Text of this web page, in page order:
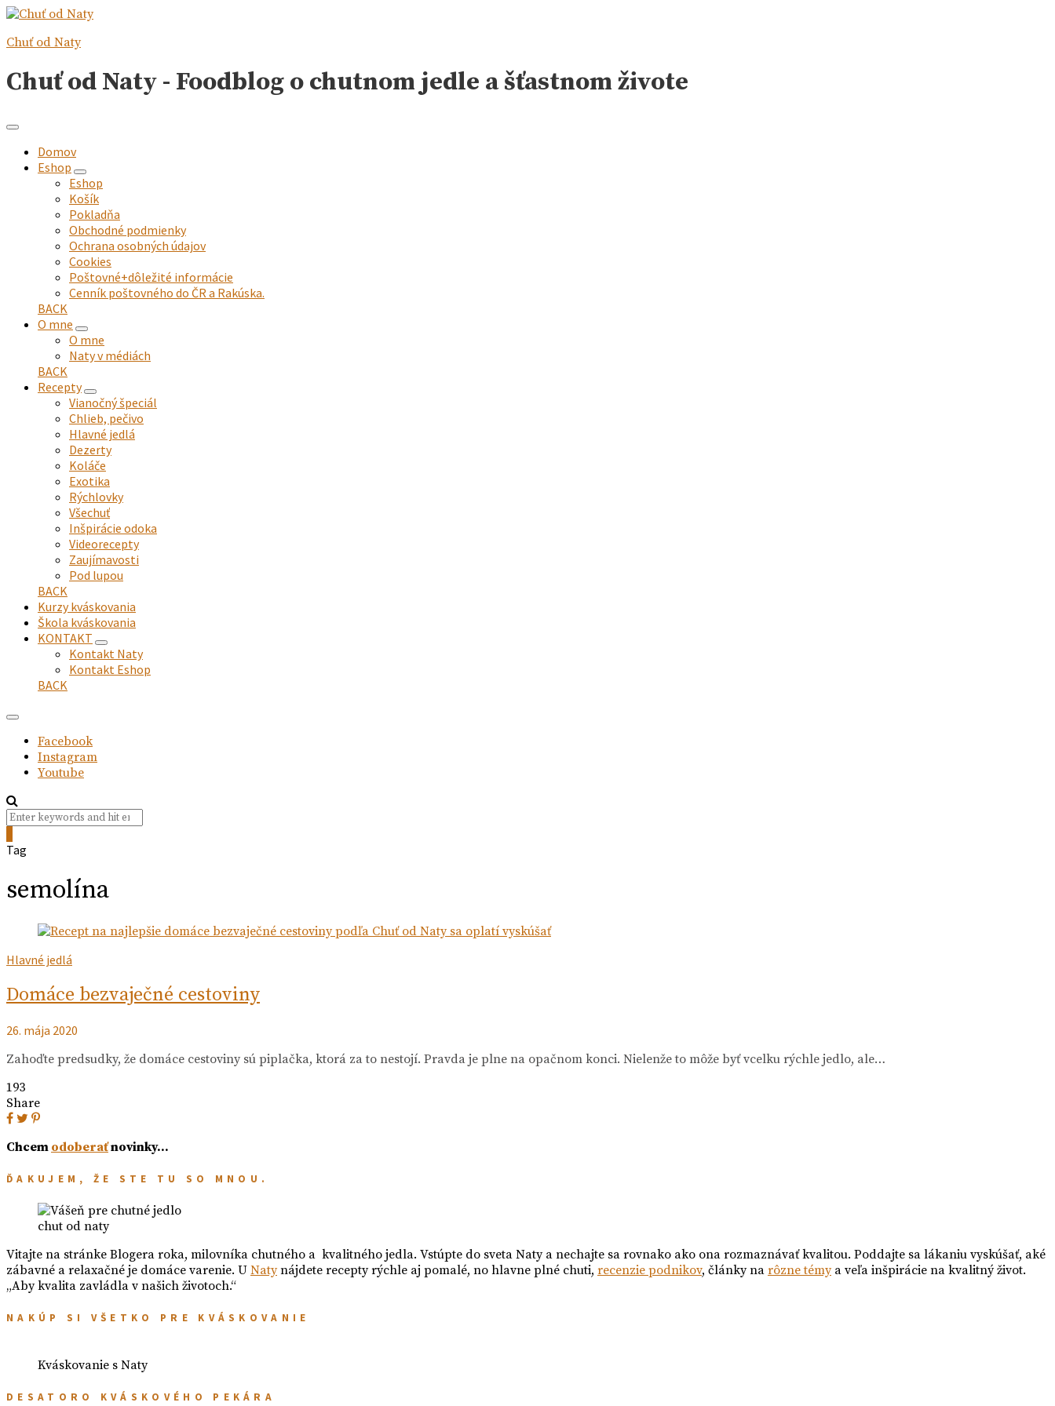
Chuť od Naty
Chuť od Naty - Foodblog o chutnom jedle a šťastnom živote
Domov
Eshop
expand
child
menu
Eshop
Košík
Pokladňa
Obchodné podmienky
Ochrana osobných údajov
Cookies
Poštovné+dôležité informácie
Cenník poštovného do ČR a Rakúska.
BACK
O mne
expand
child
menu
O mne
Naty v médiách
BACK
Recepty
expand
child
menu
Vianočný špeciál
Chlieb, pečivo
Hlavné jedlá
Dezerty
Koláče
Exotika
Rýchlovky
Všechuť
Inšpirácie odoka
Videorecepty
Zaujímavosti
Pod lupou
BACK
Kurzy kváskovania
Škola kváskovania
KONTAKT
expand
child
menu
Kontakt Naty
Kontakt Eshop
BACK
Facebook
Instagram
Youtube
Search
for:
Tag
semolína
Hlavné jedlá
Domáce bezvaječné cestoviny
26. mája 2020
Zahoďte predsudky, že domáce cestoviny sú piplačka, ktorá za to nestojí. Pravda je plne na opačnom konci. Nielenže to môže byť vcelku rýchle jedlo, ale…
193
Share
Chcem odoberaťnovinky…
ĎAKUJEM, ŽE STE TU SO MNOU.
chut od naty
Vitajte na stránke Blogera roka, milovníka chutného a kvalitného jedla. Vstúpte do sveta Naty a nechajte sa rovnako ako ona rozmaznávať kvalitou. Poddajte sa lákaniu vyskúšať, aké
zábavné a relaxačné je domáce varenie. U Natynájdete recepty rýchle aj pomalé, no hlavne plné chuti, recenzie podnikov, články na rôzne témya veľa inšpirácie na kvalitný život.
„Aby kvalita zavládla v našich životoch.“
NAKÚP SI VŠETKO PRE KVÁSKOVANIE
Kváskovanie s Naty
DESATORO KVÁSKOVÉHO PEKÁRA